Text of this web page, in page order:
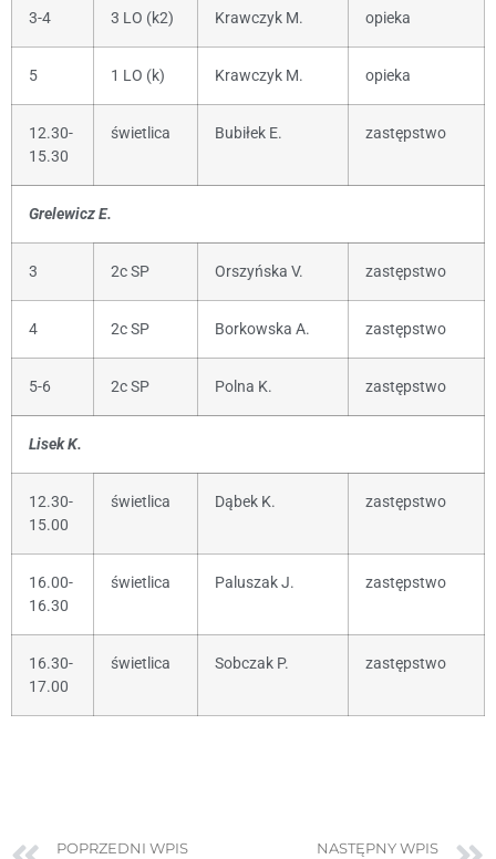
3-4 3 LO (k2) Krawczyk M. opieka
5 1 LO (k) Krawczyk M. opieka
12.30-
15.30
świetlica Bubiłek E. zastępstwo
Grelewicz E.
3 2c SP Orszyńska V. zastępstwo
4 2c SP Borkowska A. zastępstwo
5-6 2c SP Polna K. zastępstwo
Lisek K.
12.30-
15.00
świetlica Dąbek K. zastępstwo
16.00-
16.30
świetlica Paluszak J. zastępstwo
16.30-
17.00
świetlica Sobczak P. zastępstwo
POPRZEDNI WPIS NASTĘPNY WPIS